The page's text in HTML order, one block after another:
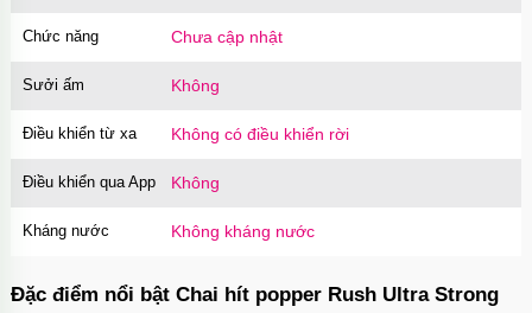
Chức năng Chưa cập nhật
Sưởi ấm Không
Điều khiển từ xa Không có điều khiển rời
Điều khiển qua App Không
Kháng nước Không kháng nước
Đặc điểm nổi bật Chai hít popper Rush Ultra Strong